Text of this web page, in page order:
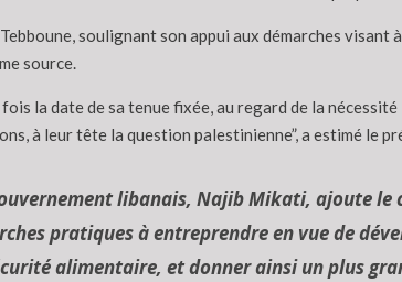
soulignant son appui aux démarches visant
source.
la date de sa tenue fixée, au regard de la
à leur tête la question palestinienne”, a estimé le
libanais, Najib Mikati, ajoute le
pratiques à entreprendre en vue de
alimentaire, et donner ainsi un plus